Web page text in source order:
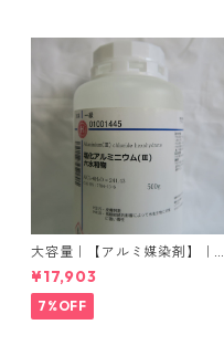
大容量｜【アルミ媒染剤】｜5
00g−5本入り｜塩化アルミニ
ウム
¥17,903
7%OFF